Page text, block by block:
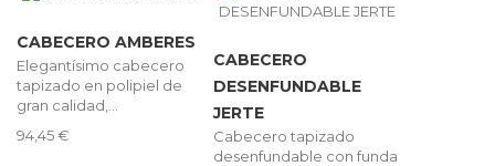
CABECERO AMBERES
Elegantísimo cabecero
tapizado en polipiel de
gran calidad,...
94,45 €
CABECERO
DESENFUNDABLE
JERTE
Cabecero tapizado
desenfundable con funda